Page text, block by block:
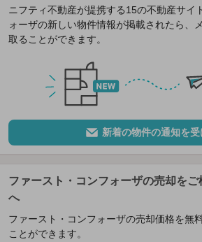
ニフティ不動産が提携する15の不動産サイ
ォーザの新しい物件情報が掲載されたら、
取ることができます。
新着の物件の通知を受
ファースト・コンフォーザの売却をご
へ
ファースト・コンフォーザの売却価格を無
ことができます。